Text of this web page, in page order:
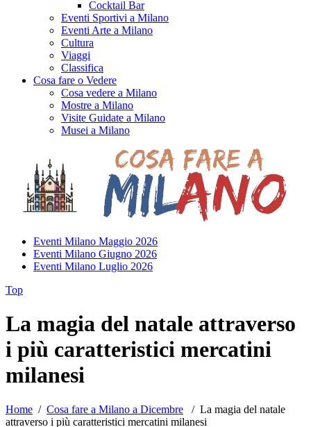
Cocktail Bar
Eventi Sportivi a Milano
Eventi Arte a Milano
Cultura
Viaggi
Classifica
Cosa fare o Vedere
Cosa vedere a Milano
Mostre a Milano
Visite Guidate a Milano
Musei a Milano
Eventi Milano Maggio 2026
Eventi Milano Giugno 2026
Eventi Milano Luglio 2026
Top
La magia del natale attraverso
i più caratteristici mercatini
milanesi
Home / Cosa fare a Milano a Dicembre / La magia del natale
attraverso i più caratteristici mercatini milanesi